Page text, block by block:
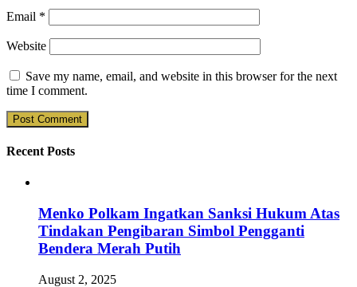
Email *
Website
Save my name, email, and website in this browser for the next
time I comment.
Recent Posts
Menko Polkam Ingatkan Sanksi Hukum Atas
Tindakan Pengibaran Simbol Pengganti
Bendera Merah Putih
August 2, 2025